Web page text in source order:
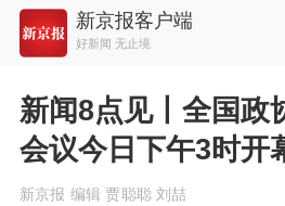
新京报客户端
好新闻 无止境
新闻8点见丨全国政
会议今日下午3时开
新京报 编辑 贾聪聪 刘喆